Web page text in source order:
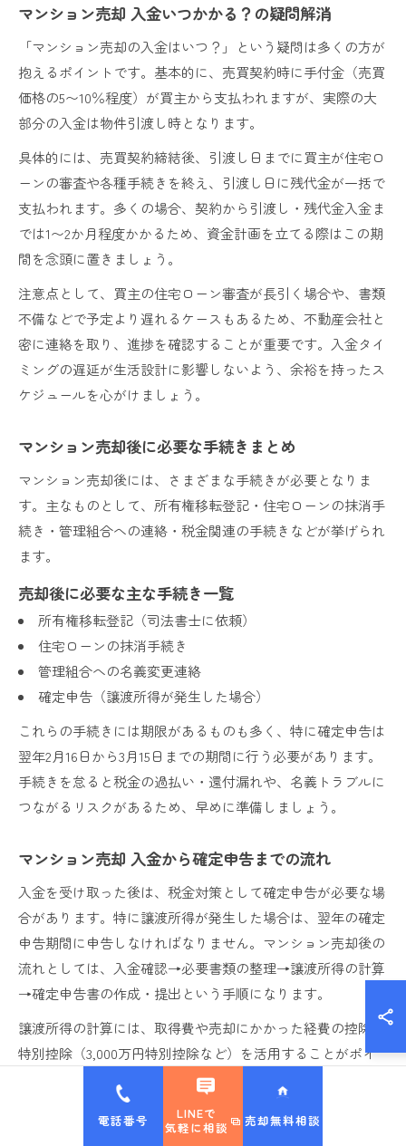
マンション売却 入金いつかかる？の疑問解消
「マンション売却の入金はいつ？」という疑問は多くの方が
抱えるポイントです。基本的に、売買契約時に手付金（売買
価格の5〜10％程度）が買主から支払われますが、実際の大
部分の入金は物件引渡し時となります。
具体的には、売買契約締結後、引渡し日までに買主が住宅ロ
ーンの審査や各種手続きを終え、引渡し日に残代金が一括で
支払われます。多くの場合、契約から引渡し・残代金入金ま
では1〜2か月程度かかるため、資金計画を立てる際はこの期
間を念頭に置きましょう。
注意点として、買主の住宅ローン審査が長引く場合や、書類
不備などで予定より遅れるケースもあるため、不動産会社と
密に連絡を取り、進捗を確認することが重要です。入金タイ
ミングの遅延が生活設計に影響しないよう、余裕を持ったス
ケジュールを心がけましょう。
マンション売却後に必要な手続きまとめ
マンション売却後には、さまざまな手続きが必要となりま
す。主なものとして、所有権移転登記・住宅ローンの抹消手
続き・管理組合への連絡・税金関連の手続きなどが挙げられ
ます。
売却後に必要な主な手続き一覧
所有権移転登記（司法書士に依頼）
住宅ローンの抹消手続き
管理組合への名義変更連絡
確定申告（譲渡所得が発生した場合）
これらの手続きには期限があるものも多く、特に確定申告は
翌年2月16日から3月15日までの期間に行う必要があります。
手続きを怠ると税金の過払い・還付漏れや、名義トラブルに
つながるリスクがあるため、早めに準備しましょう。
マンション売却 入金から確定申告までの流れ
入金を受け取った後は、税金対策として確定申告が必要な場
合があります。特に譲渡所得が発生した場合は、翌年の確定
申告期間に申告しなければなりません。マンション売却後の
流れとしては、入金確認→必要書類の整理→譲渡所得の計算
→確定申告書の作成・提出という手順になります。
譲渡所得の計算には、取得費や売却にかかった経費の控除、
特別控除（3,000万円特別控除など）を活用することがポイ
ントです。例えば10年以上所有したマンションの場合、税率
が軽減される場合もありますので、最新の税制を確認しまし
電話番号
LINEで
気軽に相談
売却無料相談